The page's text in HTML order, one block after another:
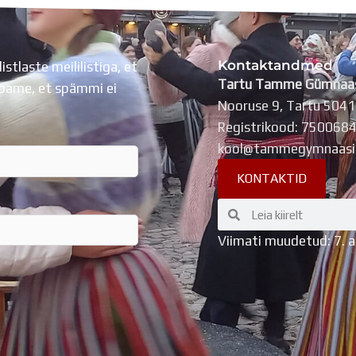
meililistiga, et
et spämmi ei
Kontaktandmed
Tartu Tamme
Nooruse 9, Tartu
Registrikood:
KONTAKTID
SearchSearch
Viimati muudetud: 7.